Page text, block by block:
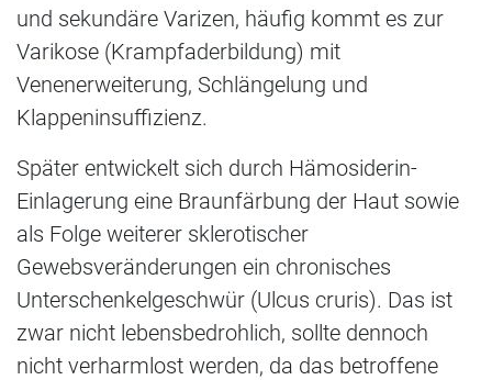
und sekundäre Varizen, häufig kommt es zur
Varikose (Krampfaderbildung) mit
Venenerweiterung, Schlängelung und
Klappeninsuffizienz.
Später entwickelt sich durch Hämosiderin-
Einlagerung eine Braunfärbung der Haut sowie
als Folge weiterer sklerotischer
Gewebsveränderungen ein chronisches
Unterschenkelgeschwür (Ulcus cruris). Das ist
zwar nicht lebensbedrohlich, sollte dennoch
nicht verharmlost werden, da das betroffene